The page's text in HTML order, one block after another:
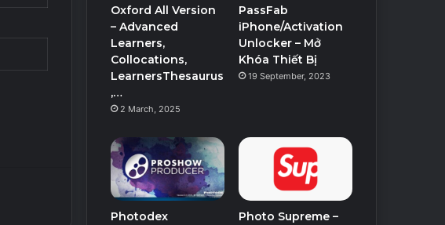
Oxford All Version
– Advanced
Learners,
Collocations,
LearnersThesaurus
,…
2 March, 2025
PassFab
iPhone/Activation
Unlocker – Mở
Khóa Thiết Bị
19 September, 2023
Photodex
Photo Supreme –